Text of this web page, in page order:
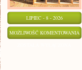
LIPIEC - 8 - 2026
MOŻLIWOŚĆ KOMENTOWANIA